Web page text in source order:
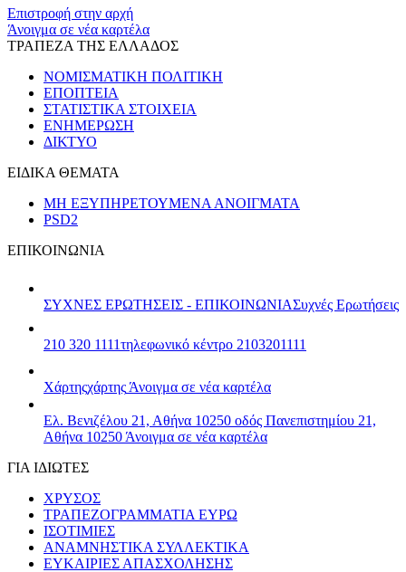
Επιστροφή στην αρχή
Άνοιγμα σε νέα καρτέλα
ΤΡΑΠΕΖΑ ΤΗΣ ΕΛΛΑΔΟΣ
ΝΟΜΙΣΜΑΤΙΚΗ ΠΟΛΙΤΙΚΗ
ΕΠΟΠΤΕΙΑ
ΣΤΑΤΙΣΤΙΚΑ ΣΤΟΙΧΕΙΑ
ΕΝΗΜΕΡΩΣΗ
ΔΙΚΤΥΟ
ΕΙΔΙΚΑ ΘΕΜΑΤΑ
ΜΗ ΕΞΥΠΗΡΕΤΟΥΜΕΝΑ ΑΝΟΙΓΜΑΤΑ
PSD2
ΕΠΙΚΟΙΝΩΝΙΑ
ΣΥΧΝΕΣ ΕΡΩΤΗΣΕΙΣ - ΕΠΙΚΟΙΝΩΝΙΑΣυχνές Ερωτήσεις
210 320 1111τηλεφωνικό κέντρο 2103201111
Χάρτηςχάρτης Άνοιγμα σε νέα καρτέλα
Ελ. Βενιζέλου 21, Αθήνα 10250 οδός Πανεπιστημίου 21,
Αθήνα 10250 Άνοιγμα σε νέα καρτέλα
ΓΙΑ ΙΔΙΩΤΕΣ
ΧΡΥΣΟΣ
ΤΡΑΠΕΖΟΓΡΑΜΜΑΤΙΑ ΕΥΡΩ
ΙΣΟΤΙΜΙΕΣ
ΑΝΑΜΝΗΣΤΙΚΑ ΣΥΛΛΕΚΤΙΚΑ
ΕΥΚΑΙΡΙΕΣ ΑΠΑΣΧΟΛΗΣΗΣ